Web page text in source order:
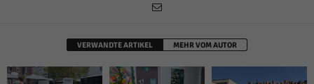
VERWANDTE ARTIKEL MEHR VOM AUTOR